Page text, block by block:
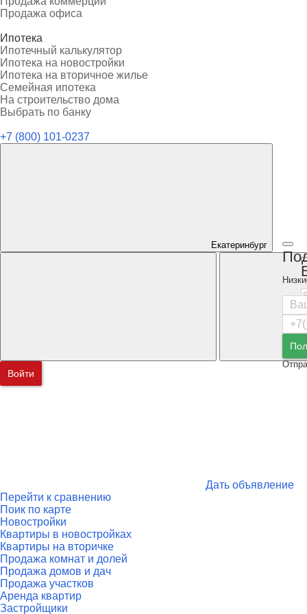
Продажа офиса
Ипотека
Ипотечный калькулятор
Ипотека на новостройки
Ипотека на вторичное жилье
Семейная ипотека
На строительство дома
Выбрать по банку
+7 (800) 101-0237
Екатеринбург
Войти
Дать объявление
Перейти к сравнению
Поик по карте
Новостройки
Квартиры в новостройках
Квартиры на вторичке
Продажа комнат и долей
Продажа домов и дач
Продажа участков
Аренда квартир
Застройщики